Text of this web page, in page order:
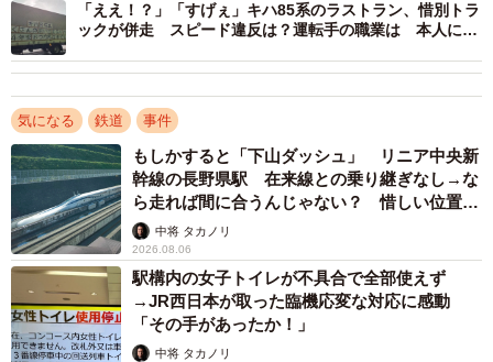
かりませんが、30人以上いたのかもしれません。そのうち
10人程度が線路内に立ち入って撮影しました」
「ええ！？」「すげぇ」キハ85系のラストラン、惜別トラ
ックが併走 スピード違反は？運転手の職業は 本人に聞
気になる 鉄道 事件
もしかすると「下山ダッシュ」 リニア中央新
幹線の長野県駅 在来線との乗り継ぎなし→な
ら走れば間に合うんじゃない？ 惜しい位置関
係が反響
中将 タカノリ
2026.08.06
駅構内の女子トイレが不具合で全部使えず
→JR西日本が取った臨機応変な対応に感動
「その手があったか！」
中将 タカノリ